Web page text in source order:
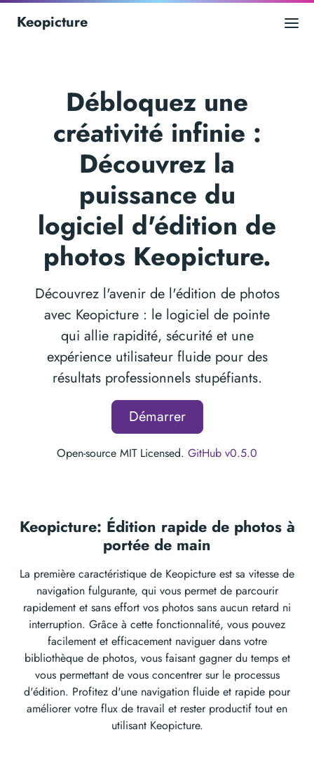
Keopicture
Débloquez une
créativité infinie :
Découvrez la
puissance du
logiciel d'édition de
photos Keopicture.
Découvrez l'avenir de l'édition de photos
avec Keopicture : le logiciel de pointe
qui allie rapidité, sécurité et une
expérience utilisateur fluide pour des
résultats professionnels stupéfiants.
Démarrer
Open-source MIT Licensed. GitHub v0.5.0
Keopicture: Édition rapide de photos à
portée de main
La première caractéristique de Keopicture est sa vitesse de
navigation fulgurante, qui vous permet de parcourir
rapidement et sans effort vos photos sans aucun retard ni
interruption. Grâce à cette fonctionnalité, vous pouvez
facilement et efficacement naviguer dans votre
bibliothèque de photos, vous faisant gagner du temps et
vous permettant de vous concentrer sur le processus
d'édition. Profitez d'une navigation fluide et rapide pour
améliorer votre flux de travail et rester productif tout en
utilisant Keopicture.